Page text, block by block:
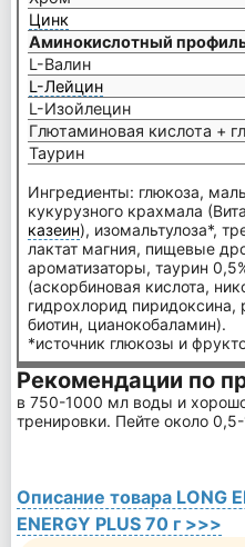
Цинк
Аминокислотный
L-Валин
L-Лейцин
L-Изойлецин
Глютаминовая кислота +
Таурин
Ингредиенты: глюкоза,
кукурузного крахмала
казеин), изомальтулоза*,
лактат магния, пищевые
ароматизаторы, таурин
(аскорбиновая кислота,
гидрохлорид пиридоксина,
биотин, цианокобаламин).
*источник глюкозы и
Рекомендации по
в 750-1000 мл воды и
тренировки. Пейте около
Описание товара LONG
ENERGY PLUS 70 г >>>